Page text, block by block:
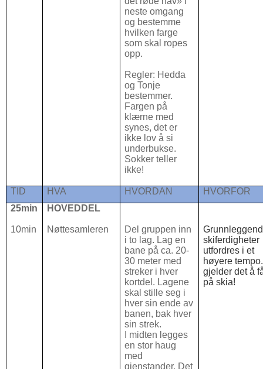
neste omgang
og bestemme
hvilken farge
som skal ropes
opp.
Regler: Hedda
og Tonje
bestemmer.
Fargen på
klærne med
synes, det er
ikke lov å si
underbukse.
Sokker teller
ikke!
TID HVA HVORDAN
HVORFOR
25min
10min
HOVEDDEL
Nøttesamleren
Del gruppen inn
i to lag. Lag en
bane på ca. 20-
30 meter med
streker i hver
kortdel. Lagene
skal stille seg i
hver sin ende av
banen, bak hver
sin strek.
I midten legges
en stor haug
med
gjenstander. Det
skiferdigheter
utfordres i et
høyere
gjelder det å
på skia!